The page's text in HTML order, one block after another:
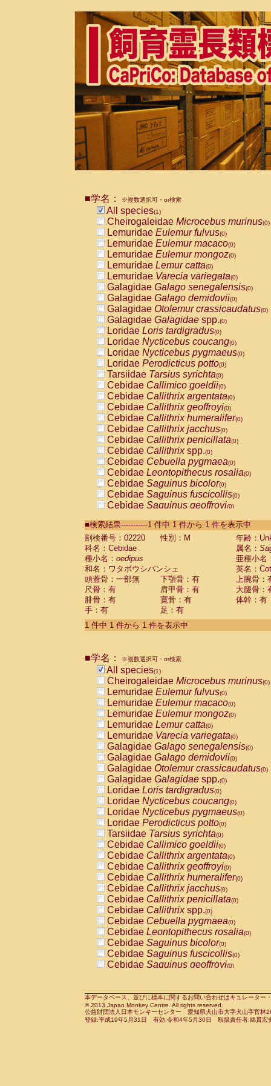
■学名： ※複数選択可・or検索
All species(1)
Cheirogaleidae Microcebus murinus(0)
Lemuridae Eulemur fulvus(0)
Lemuridae Eulemur macaco(0)
Lemuridae Eulemur mongoz(0)
Lemuridae Lemur catta(0)
Lemuridae Varecia variegata(0)
Galagidae Galago senegalensis(0)
Galagidae Galago demidovii(0)
Galagidae Otolemur crassicaudatus(0)
Galagidae Galagidae spp.(0)
Loridae Loris tardigradus(0)
Loridae Nycticebus coucang(0)
Loridae Nycticebus pygmaeus(0)
Loridae Perodicticus potto(0)
Tarsiidae Tarsius syrichta(0)
Cebidae Callimico goeldii(0)
Cebidae Callithrix argentata(0)
Cebidae Callithrix geoffroyi(0)
Cebidae Callithrix humeralifer(0)
Cebidae Callithrix jacchus(0)
Cebidae Callithrix penicillata(0)
Cebidae Callithrixspp.(0)
Cebidae Cebuella pygmaea(0)
Cebidae Leontopithecus rosalia(0)
Cebidae Saguinus bicolor(0)
Cebidae Saguinus fuscicollis(0)
Cebidae Saguinus geoffroyi(0)
CebidaeSaguinus labiatus(0)
Cebidae Saguinus leucopus (0)
Cebidae
Cebidae
CebidaeSaguinus nigricollis (0)
Cebidae Saguinus oedipus
Cebidae Saguinus weddelli
Cebidae Saguinusspp.
Cebidae Aotus trivirgatus
Cebidae Cebus albifrons
CebidaeCebus nigrivittatus
CebidaeCebus
CebidaeSaimiri boliviensis(0)
CebidaeSaimiri sciureus(0)
AtelidaeAlouatta caraya(0)
AtelidaeAlouatta fusca(0)
AtelidaeAlouatta seniculus
AtelidaeAlouattaspp.(0)
AtelidaeAteles belzebuth(0)
AtelidaeAteles geoffroyi(0)
AtelidaeAteles paniscus(0)
AtelidaeAtelesspp.(0)
Atelidae Lagothrix lagothricha
AtelidaeLagothrix lagothricha cana
PitheciidaeCacajao calvus
PitheciidaeCallicebus cupreus
PitheciidaeCallicebus donacophilus
PitheciidaeCallicebus moloch
PitheciidaeCallicebus torquatus
PitheciidaeCallicebusspp.(0)
PitheciidaeChiropotes satanas(0)
PitheciidaePithecia monachus
PitheciidaePithecia pithecia(0)
CercopithecidaeCercocebus agilis
CercopithecidaeCercocebus
CercopithecidaeCercocebus
CercopithecidaeCercocebus
CercopithecidaeCercocebus
CercopithecidaeCercocebushybrid
CercopithecidaePapio anubis(0)
CercopithecidaePapio cynocephalus
CercopithecidaePapio hamadryas(0)
■検索結果-----------1 件中 1 件から 1 件を表示中
剖検番号：02220
性別：M
年齢：
科名：Cebidae
属名：
種小名： oedipus
亜種小名
和名：ワタボウシパンシェ
英名：
頭蓋骨：一部無
下顎骨：有
上腕骨：
尺骨：有
肩甲骨：有
大腿骨：
腓骨：有
寛骨：有
体幹：有
手：有
足：有
1 件中 1 件から 1 件を表示中
■学名： ※複数選択可・or検索
All species(1)
Cheirogaleidae Microcebus murinus(0)
Lemuridae Eulemur fulvus(0)
Lemuridae Eulemur macaco(0)
Lemuridae Eulemur mongoz(0)
Lemuridae Lemur catta(0)
Lemuridae Varecia variegata(0)
Galagidae Galago senegalensis(0)
Galagidae Galago demidovii(0)
Galagidae Otolemur crassicaudatus(0)
Galagidae Galagidae spp.(0)
Loridae Loris tardigradus(0)
Loridae Nycticebus coucang(0)
Loridae Nycticebus pygmaeus(0)
Loridae Perodicticus potto(0)
Tarsiidae Tarsius syrichta(0)
Cebidae Callimico goeldii(0)
Cebidae Callithrix argentata(0)
Cebidae Callithrix geoffroyi(0)
Cebidae Callithrix humeralifer(0)
Cebidae Callithrix jacchus(0)
Cebidae Callithrix penicillata(0)
Cebidae Callithrixspp.(0)
Cebidae Cebuella pygmaea(0)
Cebidae Leontopithecus rosalia(0)
Cebidae Saguinus bicolor(0)
Cebidae Saguinus fuscicollis(0)
Cebidae Saguinus geoffroyi(0)
CebidaeSaguinus leucopus(0)
CebidaeSaguinus midas(0)
Cebidae Saguinus mystax(0)
本データベース、並びに標本に関するお問い合わせはキュレータ
© 2013 Japan Monkey Centre. All rights reserved.
公益財団法人日本モンキーセンター 愛知県犬山市大字犬山字官
登録:平成19年5月31日 有効:令和4年5月30日 取扱責任者:綿貫宏